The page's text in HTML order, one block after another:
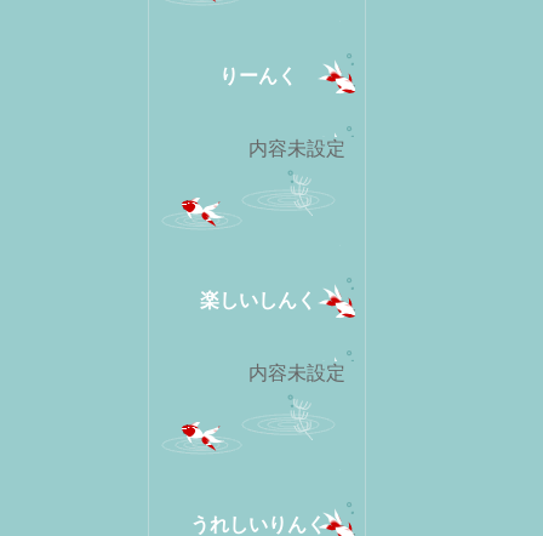
りーんく
内容未設定
楽しいしんく
内容未設定
うれしいりんく